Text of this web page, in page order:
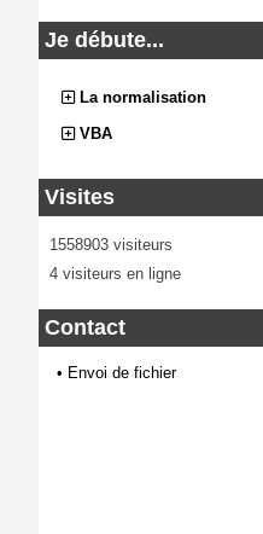
Je débute...
La normalisation
VBA
Visites
1558903 visiteurs
4 visiteurs en ligne
Contact
• Envoi de fichier